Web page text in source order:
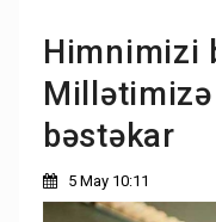
Himnimizi
bəstəkar
5 May 10:11